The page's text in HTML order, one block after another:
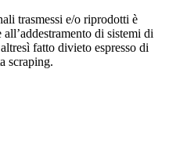
trasmessi e/o riprodotti è
di sistemi di
fatto divieto espresso di
scraping.